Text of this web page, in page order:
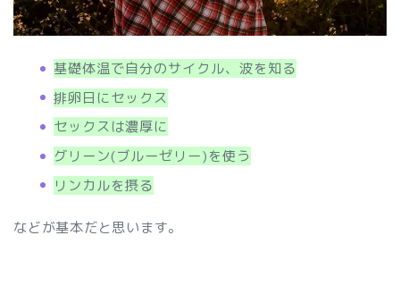
基礎体温で自分のサイクル、波を知る
排卵日にセックス
セックスは濃厚に
グリーン(ブルーゼリー)を使う
リンカルを摂る
などが基本だと思います。